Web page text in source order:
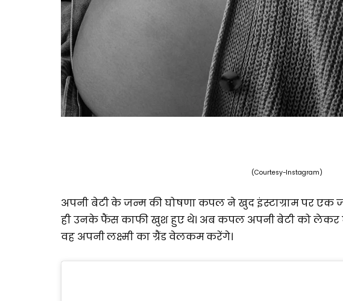
(Courtesy-Instagram)
अपनी बेटी के जन्म की घोषणा कपल ने खुद इंस्टाग्राम पर एक
ही उनके फैंस काफी खुश हुए थे। अब कपल अपनी बेटी को लेकर
वह अपनी लक्ष्मी का ग्रैंड वेलकम करेंगे।